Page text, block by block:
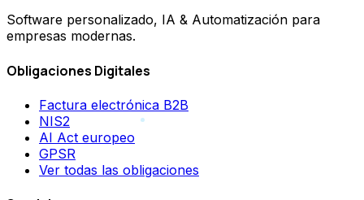
Software personalizado, IA & Automatización para
empresas modernas.
Obligaciones Digitales
Factura electrónica B2B
NIS2
AI Act europeo
GPSR
Ver todas las obligaciones